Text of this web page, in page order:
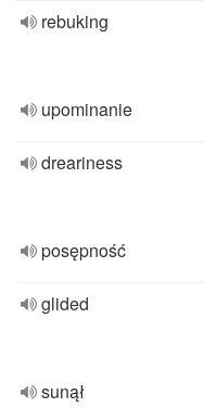
rebuking
upominanie
dreariness
posępność
glided
sunął